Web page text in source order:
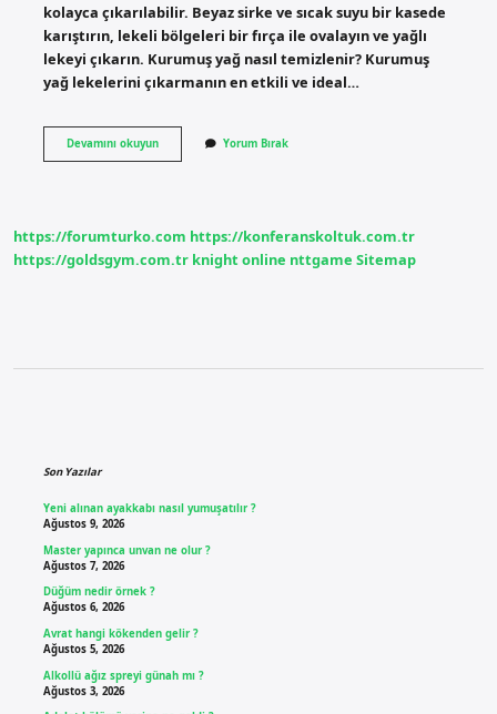
kolayca çıkarılabilir. Beyaz sirke ve sıcak suyu bir kasede
karıştırın, lekeli bölgeleri bir fırça ile ovalayın ve yağlı
lekeyi çıkarın. Kurumuş yağ nasıl temizlenir? Kurumuş
yağ lekelerini çıkarmanın en etkili ve ideal…
Devamını okuyunYapışmış
Yağ
Yorum Bırak
https://forumturko.com https://konferanskoltuk.com.tr
https://goldsgym.com.tr knight online nttgame Sitemap
Son Yazılar
Yeni alınan ayakkabı nasıl yumuşatılır ?
Ağustos 9, 2026
Master yapınca unvan ne olur ?
Ağustos 7, 2026
Düğüm nedir örnek ?
Ağustos 6, 2026
Avrat hangi kökenden gelir ?
Ağustos 5, 2026
Alkollü ağız spreyi günah mı ?
Ağustos 3, 2026